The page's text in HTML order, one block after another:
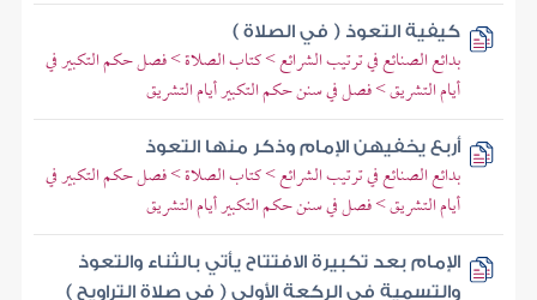
كيفية التعوذ ( في الصلاة )
بدائع الصنائع في ترتيب الشرائع > كتاب الصلاة > فصل حكم التكبير في
أيام التشريق > فصل في سنن حكم التكبير أيام التشريق
أربع يخفيهن الإمام وذكر منها التعوذ
بدائع الصنائع في ترتيب الشرائع > كتاب الصلاة > فصل حكم التكبير في
أيام التشريق > فصل في سنن حكم التكبير أيام التشريق
الإمام بعد تكبيرة الافتتاح يأتي بالثناء والتعوذ
والتسمية في الركعة الأولى ( في صلاة التراويح )